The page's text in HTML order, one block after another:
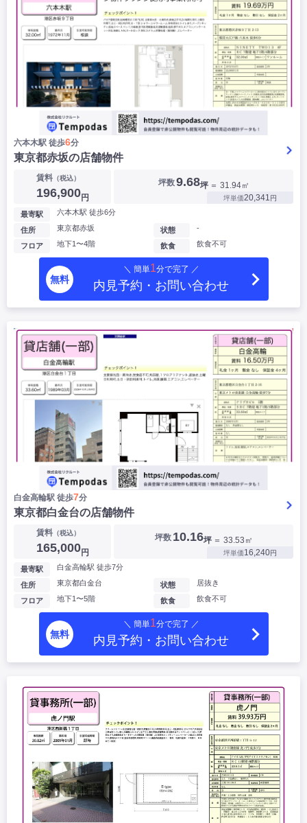
六本木駅 徒歩6分
東京都赤坂の店舗物件
賃料（税込）
196,900円
坪数9.68坪 ＝ 31.94㎡
坪単価20,341円
最寄駅 六本木駅 徒歩6分
住所 東京都赤坂
フロア 地下1〜4階
状態 -
飲食 飲食不可
無料
＼ 簡単1分で完了 ／
内見予約・お問い合わせ
白金高輪駅 徒歩7分
東京都白金台の店舗物件
賃料（税込）
165,000円
坪数 10.16坪 ＝ 33.53㎡
坪単価16,240円
最寄駅 白金高輪駅 徒歩7分
住所 東京都白金台
フロア 地下1〜5階
状態 居抜き
飲食 飲食不可
無料
＼ 簡単1分で完了 ／
内見予約・お問い合わせ